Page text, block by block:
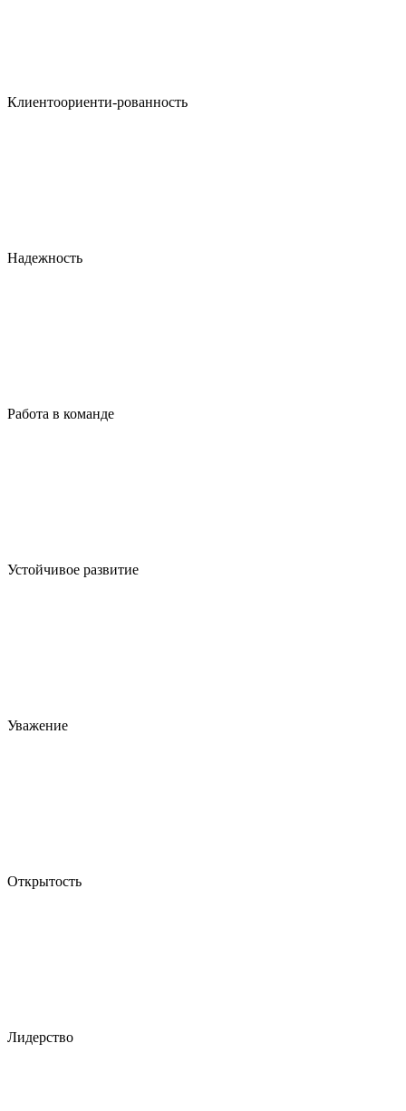
Клиентоориенти-рованность
Надежность
Работа в команде
Устойчивое развитие
Уважение
Открытость
Лидерство